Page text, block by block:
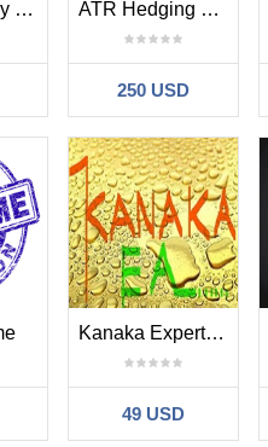
FCK Currency Strength ATR Hedging Gold
250 USD
Kanaka Expert MT4
49 USD